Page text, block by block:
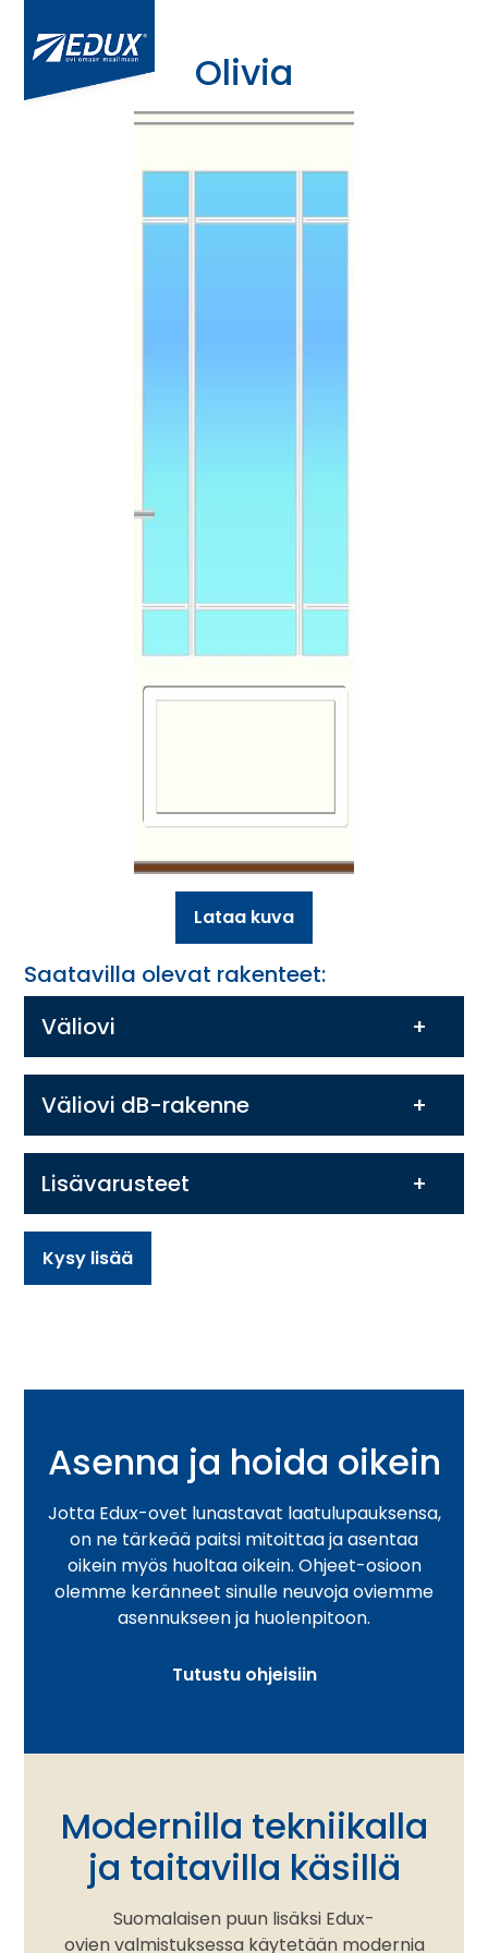
Olivia
Lataa kuva
Saatavilla olevat rakenteet:
Väliovi
Väliovi dB-rakenne
Lisävarusteet
Kysy lisää
Asenna ja hoida oikein
Jotta Edux-ovet lunastavat laatulupauksensa,
on ne tärkeää paitsi mitoittaa ja asentaa
oikein myös huoltaa oikein. Ohjeet-osioon
olemme keränneet sinulle neuvoja oviemme
asennukseen ja huolenpitoon.
Tutustu ohjeisiin
Modernilla tekniikalla
ja taitavilla käsillä
Suomalaisen puun lisäksi Edux-
ovien valmistuksessa käytetään modernia